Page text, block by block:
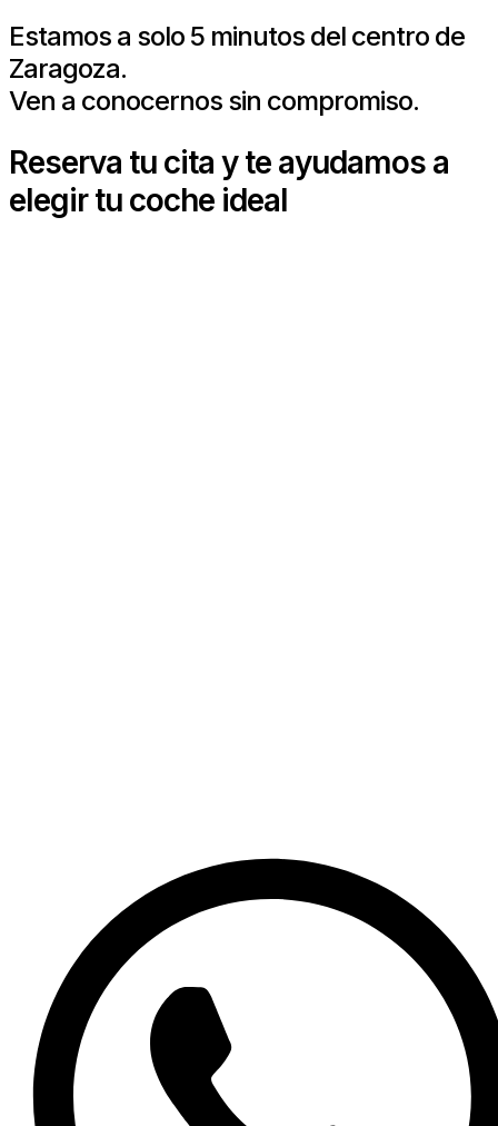
Estamos a solo 5 minutos del centro de
Zaragoza.
Ven a conocernos sin compromiso.
Reserva tu cita y te ayudamos a
elegir tu coche ideal